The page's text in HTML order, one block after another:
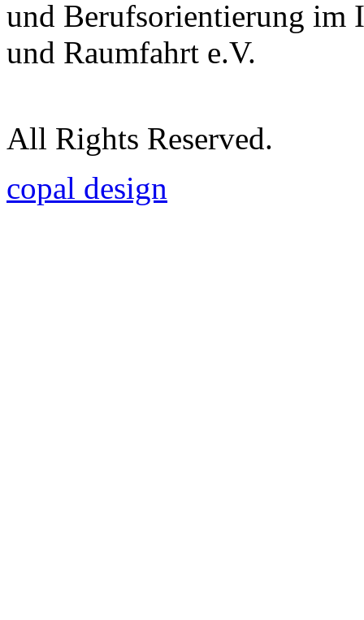
und Berufsorientierung im
und Raumfahrt e.V.
All Rights Reserved.
copal design